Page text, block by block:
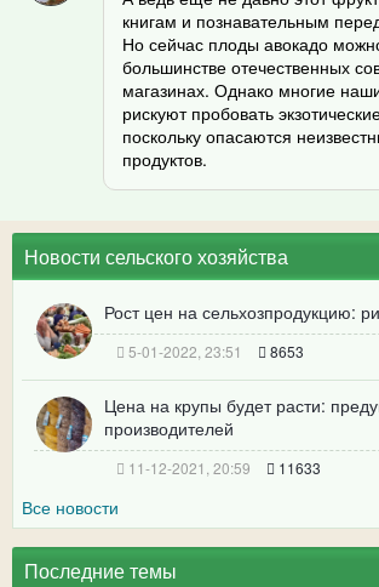
книгам и познавательным
Но сейчас плоды авокадо
большинстве отечественных
магазинах. Однако многие
рискуют пробовать
поскольку опасаются
продуктов.
Новости сельского хозяйства
Рост цен на сельхозпродукцию:
5-01-2022, 23:51 8653
Цена на крупы будет расти:
производителей
11-12-2021, 20:59 11633
Все новости
Последние темы